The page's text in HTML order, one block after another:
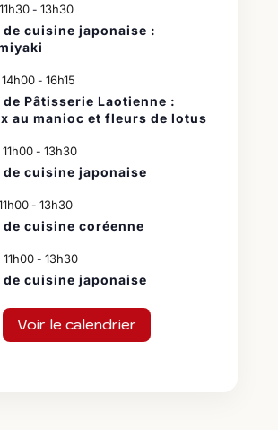
11h30- 13h30
cuisine japonaise :
14h00- 16h15
Pâtisserie Laotienne :
au manioc et fleurs de lotus
11h00- 13h30
cuisine japonaise
- 13h30
cuisine coréenne
11h00- 13h30
cuisine japonaise
Voir le calendrier